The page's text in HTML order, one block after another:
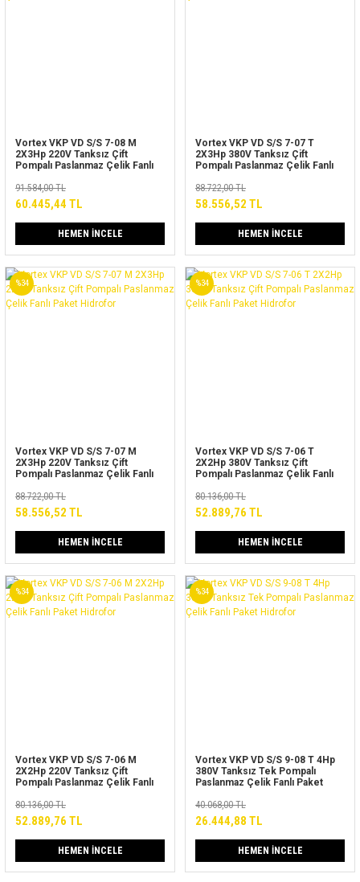
Vortex VKP VD S/S 7-08 M
2X3Hp 220V Tanksız Çift
Pompalı Paslanmaz Çelik Fanlı
91.584,00 TL
60.445,44 TL
HEMEN İNCELE
Vortex VKP VD S/S 7-07 T
2X3Hp 380V Tanksız Çift
Pompalı Paslanmaz Çelik Fanlı
88.722,00 TL
58.556,52 TL
HEMEN İNCELE
%34
Vortex VKP VD S/S 7-07 M
2X3Hp 220V Tanksız Çift
Pompalı Paslanmaz Çelik Fanlı
88.722,00 TL
58.556,52 TL
HEMEN İNCELE
%34
Vortex VKP VD S/S 7-06 T
2X2Hp 380V Tanksız Çift
Pompalı Paslanmaz Çelik Fanlı
80.136,00 TL
52.889,76 TL
HEMEN İNCELE
%34
Vortex VKP VD S/S 7-06 M
2X2Hp 220V Tanksız Çift
Pompalı Paslanmaz Çelik Fanlı
80.136,00 TL
52.889,76 TL
HEMEN İNCELE
%34
Vortex VKP VD S/S 9-08 T 4Hp
380V Tanksız Tek Pompalı
Paslanmaz Çelik Fanlı Paket
40.068,00 TL
26.444,88 TL
HEMEN İNCELE